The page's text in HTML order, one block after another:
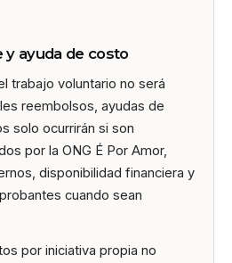
y ayuda de costo
trabajo voluntario no será
reembolsos, ayudas de
solo ocurrirán si son
por la ONG É Por Amor,
disponibilidad financiera y
cuando sean
por iniciativa propia no